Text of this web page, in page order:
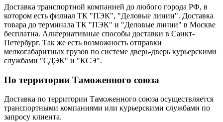
Доставка транспортной компанией до любого города РФ, в
котором есть филиал ТК "ПЭК", "Деловые линии". Доставка
товара до терминала ТК "ПЭК" и "Деловые линии" в Москве
бесплатна. Альтернативные способы доставки в Санкт-
Петербург. Так же есть возможность отправки
мелкогабаритных грузов по системе дверь-дверь курьерскими
службами "СДЭК" и "КСЭ".
По территории Таможенного союза
Доставка по территории Таможенного союза осуществляется
транспортными компаниями или курьерскими службами по
запросу клиента.